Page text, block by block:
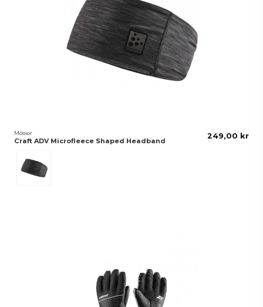
Mössor
Craft ADV Microfleece Shaped Headband
249,00 kr